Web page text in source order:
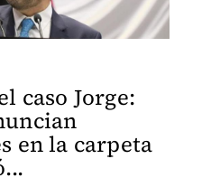
caso Jorge:
en la carpeta